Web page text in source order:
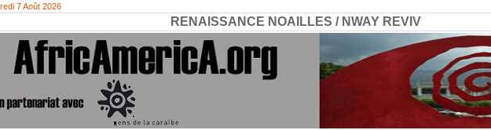
7 Août 2026
RENAISSANCE NOAILLES / NWAY REVIV